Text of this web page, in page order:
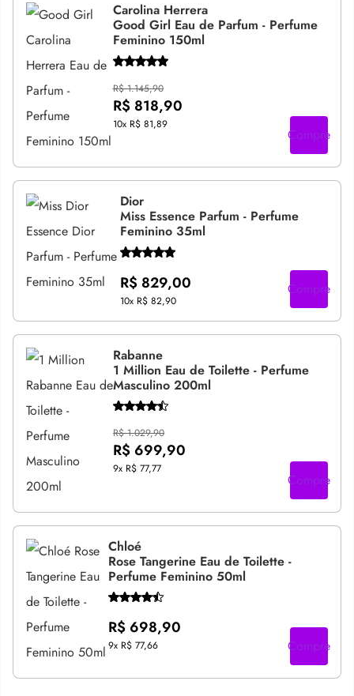
Carolina Herrera
Good Girl Eau de Parfum - Perfume
Feminino 150ml
R$ 1.145,90
R$ 818,90
10x R$ 81,89
Compre
Dior
Miss Essence Parfum - Perfume
Feminino 35ml
R$ 829,00
10x R$ 82,90
Compre
Rabanne
1 Million Eau de Toilette - Perfume
Masculino 200ml
R$ 1.029,90
R$ 699,90
9x R$ 77,77
Compre
Chloé
Rose Tangerine Eau de Toilette -
Perfume Feminino 50ml
R$ 698,90
9x R$ 77,66 Compre